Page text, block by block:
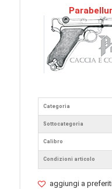
Categoria
Sottocategoria
Calibro
Condizioni articolo
aggiungi a